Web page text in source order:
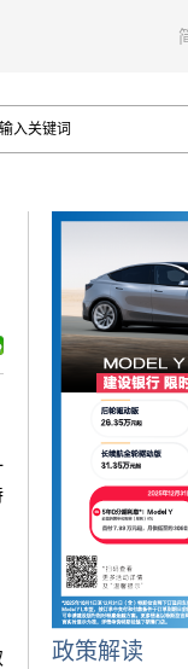
政策解读